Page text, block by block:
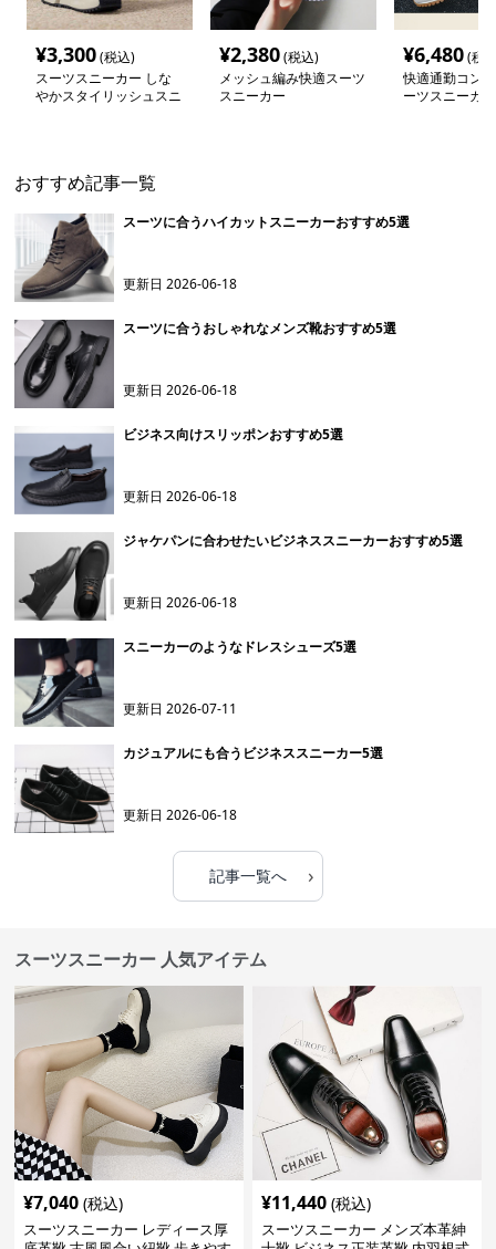
¥3,300(税込)
スーツスニーカー しな
やかスタイリッシュスニ
¥2,380(税込)
メッシュ編み快適スーツ
スニーカー
¥6,480(税
快適通勤コン
ーツスニーカー
おすすめ記事一覧
スーツに合うハイカットスニーカーおすすめ5選
更新日2026-06-18
スーツに合うおしゃれなメンズ靴おすすめ5選
更新日2026-06-18
ビジネス向けスリッポンおすすめ5選
更新日2026-06-18
ジャケパンに合わせたいビジネススニーカーおすすめ5選
更新日2026-06-18
スニーカーのようなドレスシューズ5選
更新日2026-07-11
カジュアルにも合うビジネススニーカー5選
更新日2026-06-18
記事一覧へ ›
スーツスニーカー 人気アイテム
¥7,040 (税込)
スーツスニーカー レディース厚
¥11,440 (税込)
スーツスニーカー メンズ本革紳